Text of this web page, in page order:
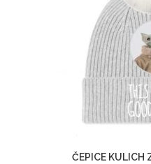
ČEPICE KULICH